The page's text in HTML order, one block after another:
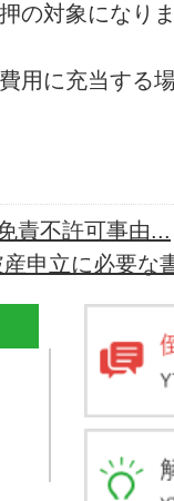
の対象になり
用に充当する
責不許可事由...
産申立に必要な